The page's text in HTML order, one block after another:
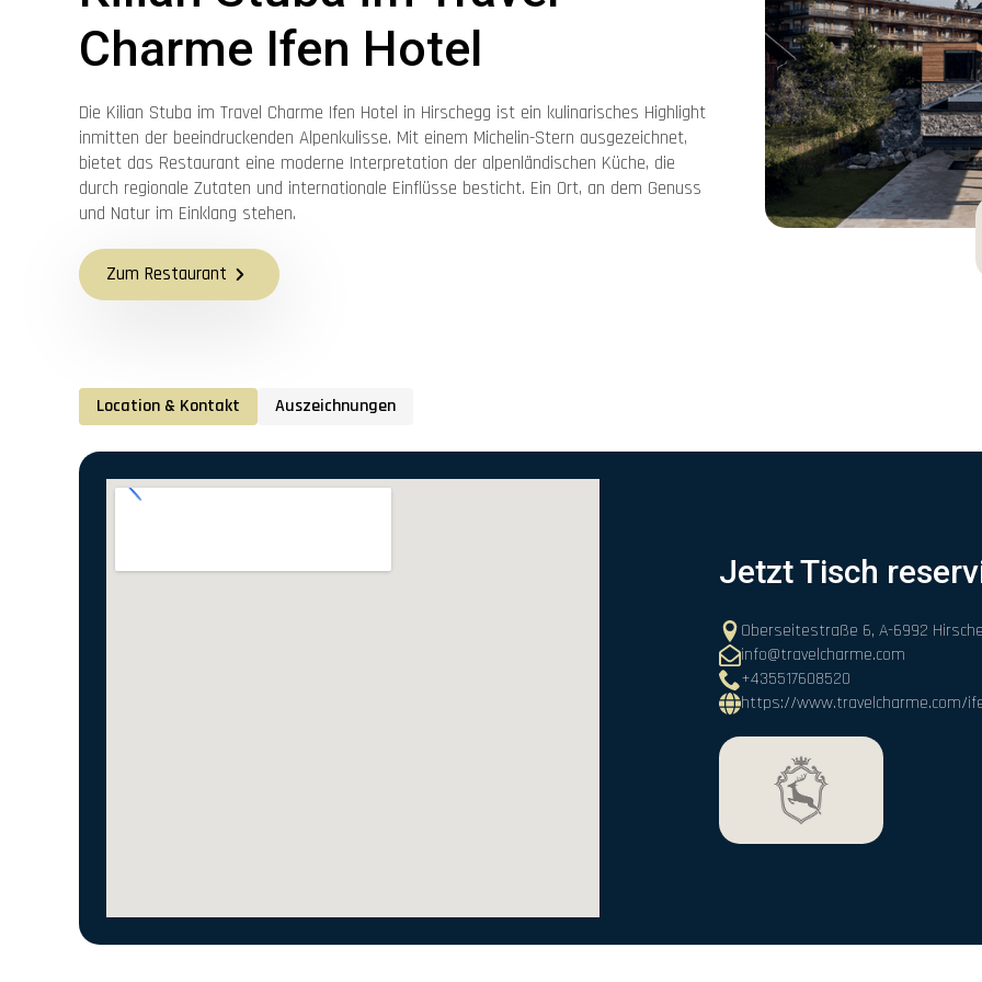
Charme Ifen Hotel
Die Kilian Stuba im Travel Charme Ifen Hotel in Hirschegg ist ein kulinarisches Highlight
inmitten der beeindruckenden Alpenkulisse. Mit einem Michelin-Stern ausgezeichnet,
bietet das Restaurant eine moderne Interpretation der alpenländischen Küche, die
durch regionale Zutaten und internationale Einflüsse besticht. Ein Ort, an dem Genuss
und Natur im Einklang stehen.
Zum Restaurant
Location & Kontakt Auszeichnungen
Jetzt Tisch
Oberseitestraße 6, A-6992
info@travelcharme.com
+435517608520
https://www.travelcharme.com/